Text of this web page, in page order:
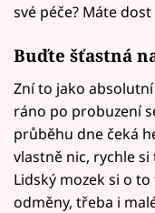
své péče? Máte
Buďte šťastná
Zní to jako
ráno po probuzení
průběhu dne čeká
vlastně nic, rychle
Lidský mozek si o
odměny, třeba i